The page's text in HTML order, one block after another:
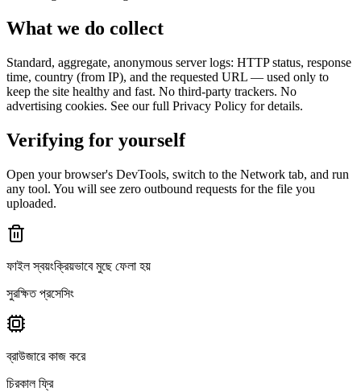
What we do collect
Standard, aggregate, anonymous server logs: HTTP status, response
time, country (from IP), and the requested URL — used only to
keep the site healthy and fast. No third-party trackers. No
advertising cookies. See our full Privacy Policy for details.
Verifying for yourself
Open your browser's DevTools, switch to the Network tab, and run
any tool. You will see zero outbound requests for the file you
uploaded.
ফাইল স্বয়ংক্রিয়ভাবে মুছে ফেলা হয়
সুরক্ষিত প্রসেসিং
ব্রাউজারে কাজ করে
চিরকাল ফ্রি